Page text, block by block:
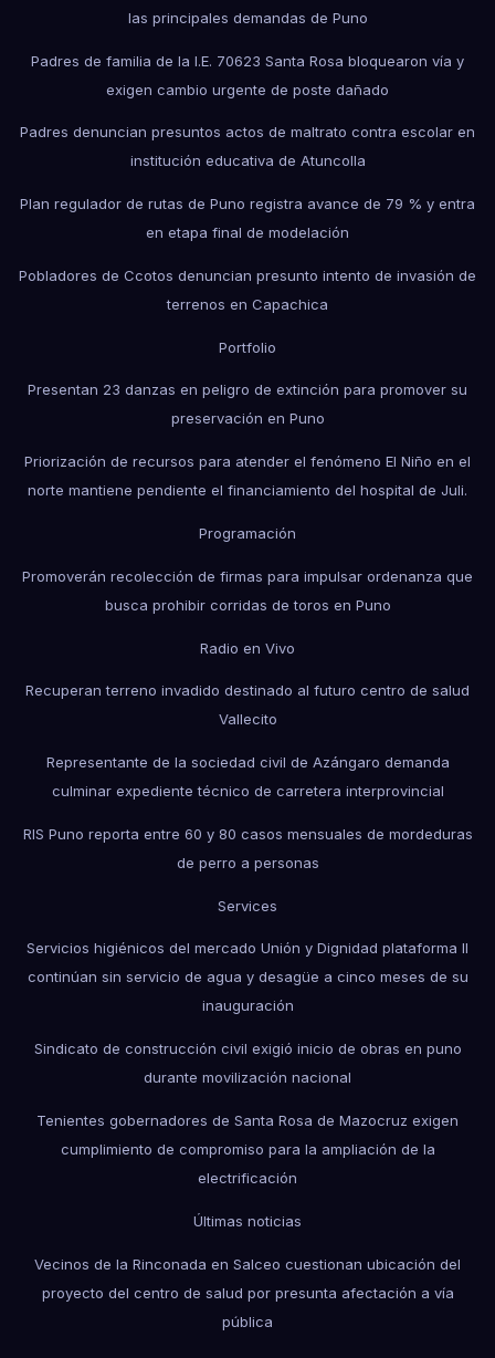
las principales demandas de Puno
Padres de familia de la I.E. 70623 Santa Rosa bloquearon vía y
exigen cambio urgente de poste dañado
Padres denuncian presuntos actos de maltrato contra escolar en
institución educativa de Atuncolla
Plan regulador de rutas de Puno registra avance de 79 % y entra
en etapa final de modelación
Pobladores de Ccotos denuncian presunto intento de invasión de
terrenos en Capachica
Portfolio
Presentan 23 danzas en peligro de extinción para promover su
preservación en Puno
Priorización de recursos para atender el fenómeno El Niño en el
norte mantiene pendiente el financiamiento del hospital de Juli.
Programación
Promoverán recolección de firmas para impulsar ordenanza que
busca prohibir corridas de toros en Puno
Radio en Vivo
Recuperan terreno invadido destinado al futuro centro de salud
Vallecito
Representante de la sociedad civil de Azángaro demanda
culminar expediente técnico de carretera interprovincial
RIS Puno reporta entre 60 y 80 casos mensuales de mordeduras
de perro a personas
Services
Servicios higiénicos del mercado Unión y Dignidad plataforma II
continúan sin servicio de agua y desagüe a cinco meses de su
inauguración
Sindicato de construcción civil exigió inicio de obras en puno
durante movilización nacional
Tenientes gobernadores de Santa Rosa de Mazocruz exigen
cumplimiento de compromiso para la ampliación de la
electrificación
Últimas noticias
Vecinos de la Rinconada en Salceo cuestionan ubicación del
proyecto del centro de salud por presunta afectación a vía
pública